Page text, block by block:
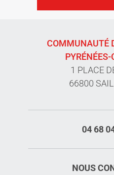
COMMUNAUTÉ
1 PLACE
66800
04 68
NOUS